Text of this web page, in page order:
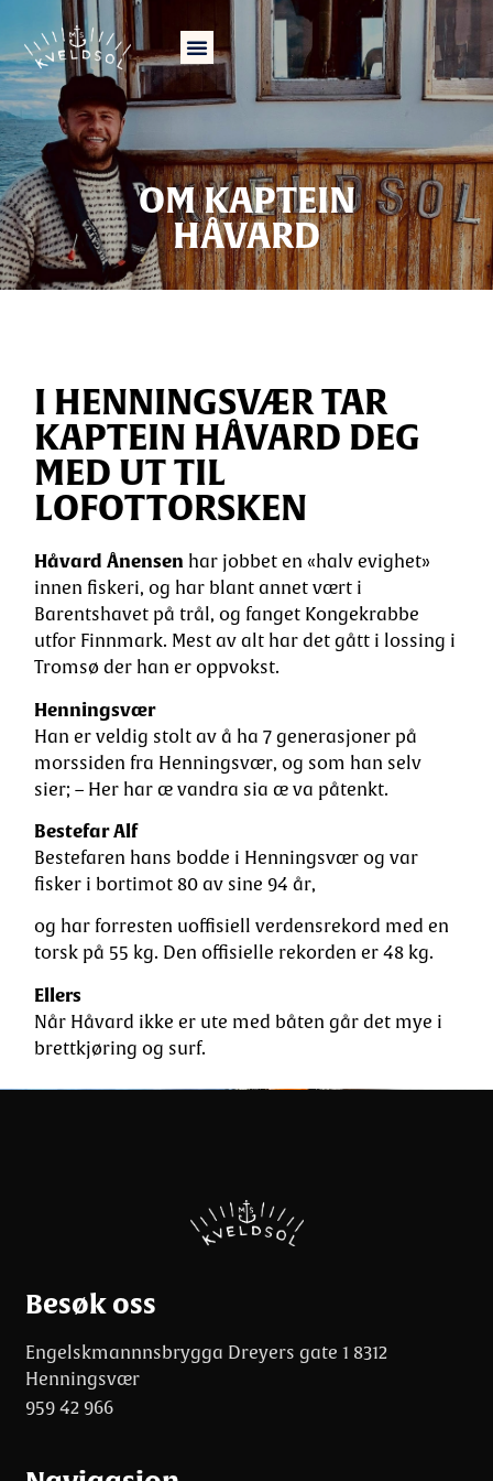
OM KAPTEIN
HÅVARD
I HENNINGSVÆR TAR
KAPTEIN HÅVARD DEG
MED UT TIL
LOFOTTORSKEN
Håvard Ånensen har jobbet en «halv evighet»
innen fiskeri, og har blant annet vært i
Barentshavet på trål, og fanget Kongekrabbe
utfor Finnmark. Mest av alt har det gått i lossing i
Tromsø der han er oppvokst.
Henningsvær
Han er veldig stolt av å ha 7 generasjoner på
morssiden fra Henningsvær, og som han selv
sier; – Her har æ vandra sia æ va påtenkt.
Bestefar Alf
Bestefaren hans bodde i Henningsvær og var
fisker i bortimot 80 av sine 94 år,
og har forresten uoffisiell verdensrekord med en
torsk på 55 kg. Den offisielle rekorden er 48 kg.
Ellers
Når Håvard ikke er ute med båten går det mye i
brettkjøring og surf.
Besøk oss
Engelskmannnsbrygga Dreyers gate 1 8312
Henningsvær
959 42 966